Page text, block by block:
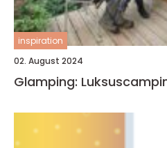
inspiration
02. August 2024
Glamping: